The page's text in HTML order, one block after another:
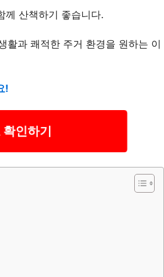
께 산책하기 좋습니다.
활과 쾌적한 주거 환경을 원하는 이
!
인하기